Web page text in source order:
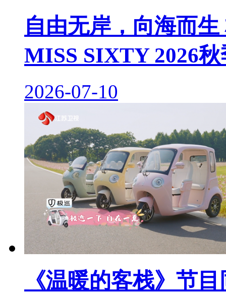
自由无岸，向海而
MISS SIXTY 2026
2026-07-10
《温暖的客栈》节